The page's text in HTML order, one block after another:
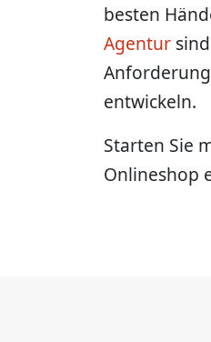
besten
Agentur
entwickeln.
Starten Sie
Onlineshop